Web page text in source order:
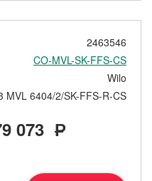
2463546
CO-MVL-SK-FFS-CS
Wilo
MVL 6404/2/SK-FFS-R-CS
073 Р